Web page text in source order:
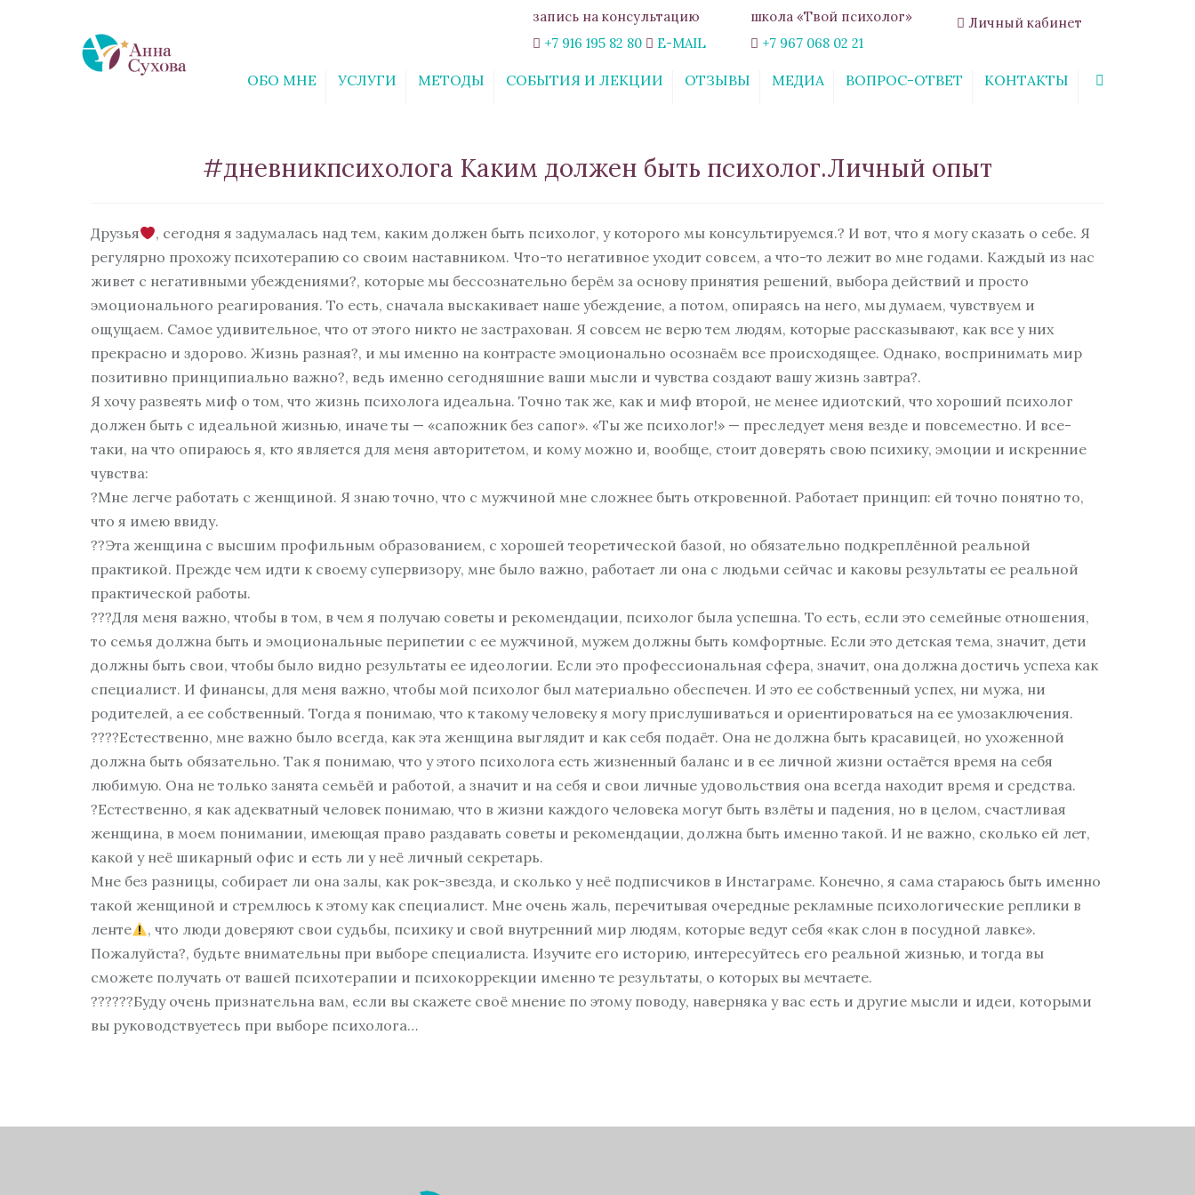
запись на консультацию
+7 916 195 82 80
E-MAIL
школа «Твой психолог»
+7 967 068 02 21
Личный кабинет
ОБО МНЕ УСЛУГИ МЕТОДЫ СОБЫТИЯ И ЛЕКЦИИ
ТРЕВОГИ»
ОТНОШЕНИЙ»
«ЭМОЦИОНАЛЬНОЕ
ВЫГОРАНИЕ: КАК ЖИТЬ
РАДОСТНО ЗДЕСЬ И
СЕЙЧАС»
ОБУЧАЮЩИЙ КУРС
«ПСИХОЛОГИЯ В
ЖИЗНИ»
ЖЕНСКИЙ КУРС
«ПСИХОЛОГИЯ
ЖЕНСКОГО СЧАСТЬЯ»
ОТЗЫВЫ МЕДИА ВОПРОС-ОТВЕТ КОНТАКТЫ
#дневникпсихолога Каким должен быть психолог.Личный опыт
Друзья
, сегодня я задумалась над тем, каким должен быть психолог, у которого мы консультируемся.? И вот, что я могу сказать о себе. Я
регулярно прохожу психотерапию со своим наставником. Что-то негативное уходит совсем, а что-то лежит во мне годами. Каждый из нас
живет с негативными убеждениями?, которые мы бессознательно берём за основу принятия решений, выбора действий и просто
эмоционального реагирования. То есть, сначала выскакивает наше убеждение, а потом, опираясь на него, мы думаем, чувствуем и
ощущаем. Самое удивительное, что от этого никто не застрахован. Я совсем не верю тем людям, которые рассказывают, как все у них
прекрасно и здорово. Жизнь разная?, и мы именно на контрасте эмоционально осознаём все происходящее. Однако, воспринимать мир
позитивно принципиально важно?, ведь именно сегодняшние ваши мысли и чувства создают вашу жизнь завтра?.
Я хочу развеять миф о том, что жизнь психолога идеальна. Точно так же, как и миф второй, не менее идиотский, что хороший психолог
должен быть с идеальной жизнью, иначе ты — «сапожник без сапог». «Ты же психолог!» — преследует меня везде и повсеместно. И все-
таки, на что опираюсь я, кто является для меня авторитетом, и кому можно и, вообще, стоит доверять свою психику, эмоции и искренние
чувства:
?Мне легче работать с женщиной. Я знаю точно, что с мужчиной мне сложнее быть откровенной. Работает принцип: ей точно понятно то,
что я имею ввиду.
??Эта женщина с высшим профильным образованием, с хорошей теоретической базой, но обязательно подкреплённой реальной
практикой. Прежде чем идти к своему супервизору, мне было важно, работает ли она с людьми сейчас и каковы результаты ее реальной
практической работы.
???Для меня важно, чтобы в том, в чем я получаю советы и рекомендации, психолог была успешна. То есть, если это семейные отношения,
то семья должна быть и эмоциональные перипетии с ее мужчиной, мужем должны быть комфортные. Если это детская тема, значит, дети
должны быть свои, чтобы было видно результаты ее идеологии. Если это профессиональная сфера, значит, она должна достичь успеха как
специалист. И финансы, для меня важно, чтобы мой психолог был материально обеспечен. И это ее собственный успех, ни мужа, ни
родителей, а ее собственный. Тогда я понимаю, что к такому человеку я могу прислушиваться и ориентироваться на ее умозаключения.
????Естественно, мне важно было всегда, как эта женщина выглядит и как себя подаёт. Она не должна быть красавицей, но ухоженной
должна быть обязательно. Так я понимаю, что у этого психолога есть жизненный баланс и в ее личной жизни остаётся время на себя
любимую. Она не только занята семьёй и работой, а значит и на себя и свои личные удовольствия она всегда находит время и средства.
?Естественно, я как адекватный человек понимаю, что в жизни каждого человека могут быть взлёты и падения, но в целом, счастливая
женщина, в моем понимании, имеющая право раздавать советы и рекомендации, должна быть именно такой. И не важно, сколько ей лет,
какой у неё шикарный офис и есть ли у неё личный секретарь.
Мне без разницы, собирает ли она залы, как рок-звезда, и сколько у неё подписчиков в Инстаграме. Конечно, я сама стараюсь быть именно
такой женщиной и стремлюсь к этому как специалист. Мне очень жаль, перечитывая очередные рекламные психологические реплики в
ленте
, что люди доверяют свои судьбы, психику и свой внутренний мир людям, которые ведут себя «как слон в посудной лавке».
Пожалуйста?, будьте внимательны при выборе специалиста. Изучите его историю, интересуйтесь его реальной жизнью, и тогда вы
сможете получать от вашей психотерапии и психокоррекции именно те результаты, о которых вы мечтаете.
??????Буду очень признательна вам, если вы скажете своё мнение по этому поводу, наверняка у вас есть и другие мысли и идеи, которыми
вы руководствуетесь при выборе психолога…